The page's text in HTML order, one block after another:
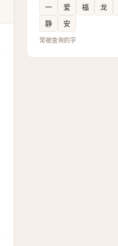
一 爱 福 龙
静
安
常被查询的字